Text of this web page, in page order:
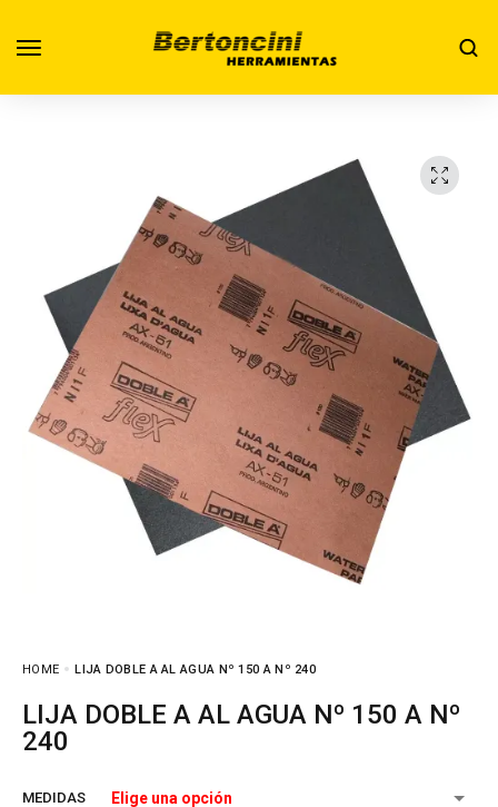
HOME LIJA DOBLE A AL AGUA Nº 150 A Nº 240
LIJA DOBLE A AL AGUA Nº 150 A Nº
240
MEDIDAS